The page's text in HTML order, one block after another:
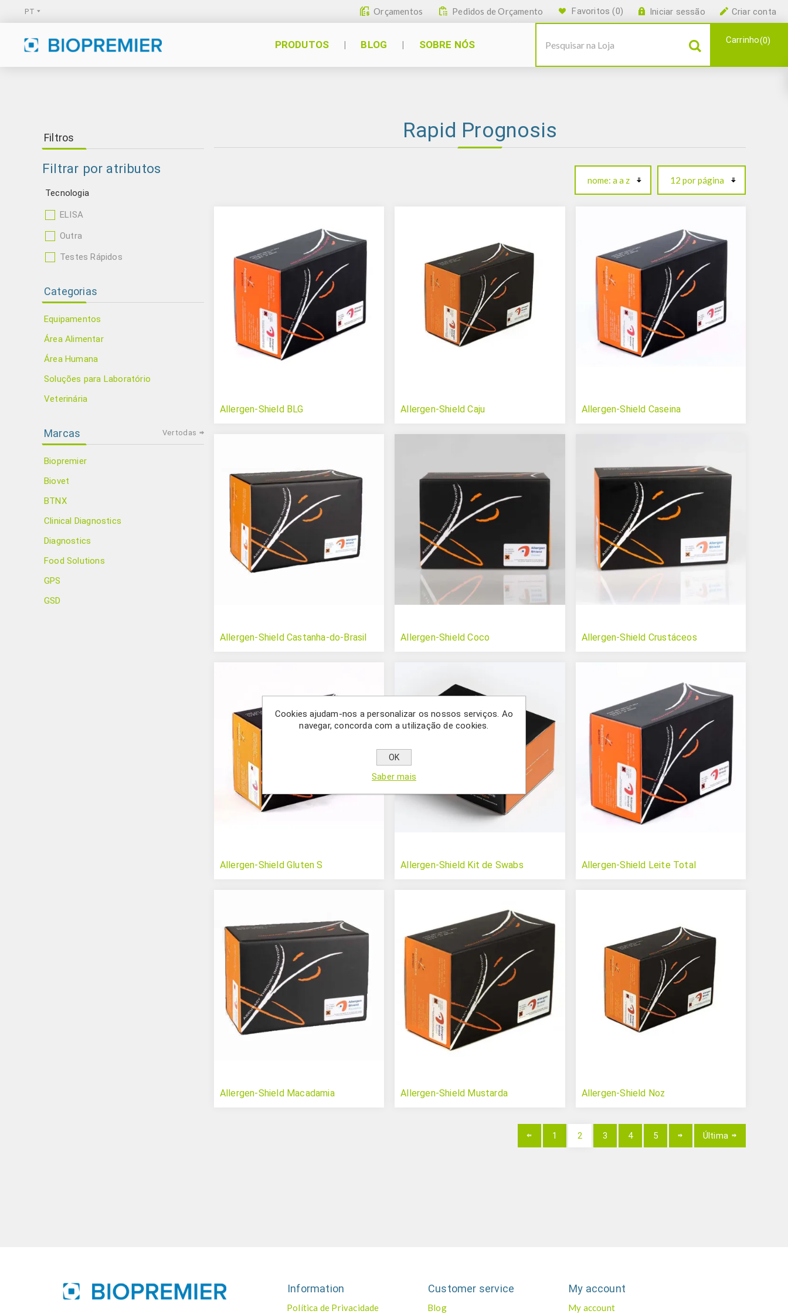
Criar conta
Iniciar sessão
Favoritos (0)
Pedidos de Orçamento
Orçamentos
PRODUTOS BLOG SOBRE NÓS Carrinho 0
Rapid Prognosis
Allergen-Shield BLG Allergen-Shield Caju Allergen-Shield Caseina
Allergen-Shield Castanha-do-Brasil Allergen-Shield Coco Allergen-Shield Crustáceos
Allergen-Shield Gluten S Allergen-Shield Kit de Swabs Allergen-Shield Leite Total
Allergen-Shield Macadamia Allergen-Shield Mustarda Allergen-Shield Noz
1 2 3 4 5 Última
Filtros
Filtrar por atributos
Tecnologia
ELISA
Outra
Testes Rápidos
Categorias
Equipamentos
Área Alimentar
Área Humana
Soluções para Laboratório
Veterinária
Marcas
Biopremier
Biovet
BTNX
Clinical Diagnostics
Diagnostics
Food Solutions
GPS
GSD
Ver todas
Information
Política de Privacidade
Customer service
Blog
My account
My account
Cookies ajudam-nos a personalizar os nossos serviços. Ao
navegar, concorda com a utilização de cookies.
OK
Saber mais